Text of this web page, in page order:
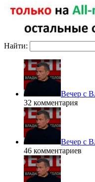
Найти:
Вечер с
32 комментария
Вечер с
46 комментариев